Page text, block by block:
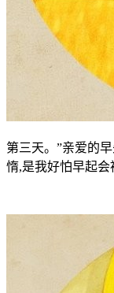
第三天。”亲爱的
惰,是我好怕早起会